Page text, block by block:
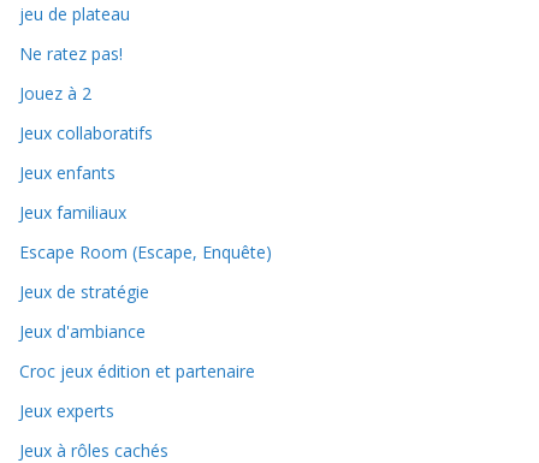
jeu de plateau
Ne ratez pas!
Jouez à 2
Jeux collaboratifs
Jeux enfants
Jeux familiaux
Escape Room (Escape, Enquête)
Jeux de stratégie
Jeux d'ambiance
Croc jeux édition et partenaire
Jeux experts
Jeux à rôles cachés